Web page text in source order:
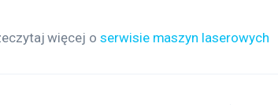
więcej o serwisie maszyn laserowych